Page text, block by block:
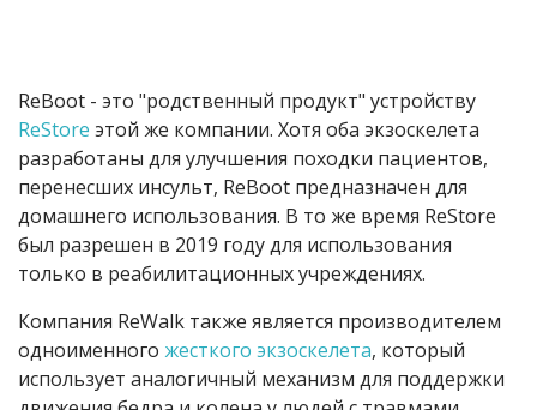
ReBoot - это "родственный продукт" устройству
ReStore этой же компании. Хотя оба экзоскелета
разработаны для улучшения походки пациентов,
перенесших инсульт, ReBoot предназначен для
домашнего использования. В то же время ReStore
был разрешен в 2019 году для использования
только в реабилитационных учреждениях.
Компания ReWalk также является производителем
одноименного жесткого экзоскелета, который
использует аналогичный механизм для поддержки